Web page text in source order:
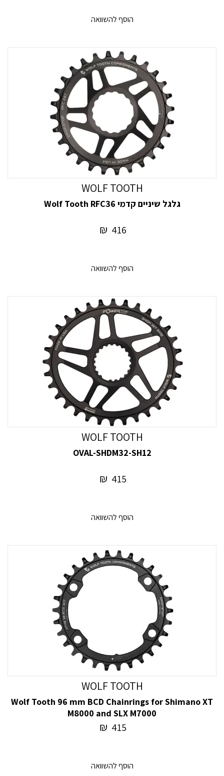
הוסף להשוואה
WOLF TOOTH
גלגל שיניים קדמי Wolf Tooth RFC36
416
₪
הוסף להשוואה
WOLF TOOTH
OVAL-SHDM32-SH12
415
₪
הוסף להשוואה
WOLF TOOTH
Wolf Tooth 96 mm BCD Chainrings for Shimano XT
M8000 and SLX M7000
415
₪